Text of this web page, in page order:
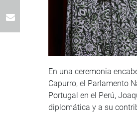
En una ceremonia
Capurro, el Parlamento
Portugal en el Perú,
diplomática y a su